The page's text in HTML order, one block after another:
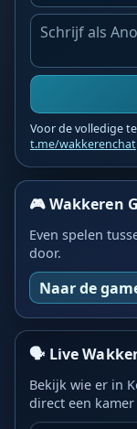
Voor de volledige
t.me/wakkerenchat
🎮 Wakkeren
Even spelen
door.
Naar de
🗣️ Live
Bekijk wie er in
direct een